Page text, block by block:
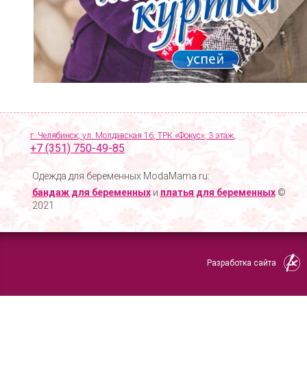
г. Челябинск, ул. Молдавская 16, ТРК «Фокус», 3 этаж,
+7 (351) 750-49-85
Одежда для беременных ModaMama.ru:
бандаж для беременныхи платья для беременных©
2021
Разработка сайта